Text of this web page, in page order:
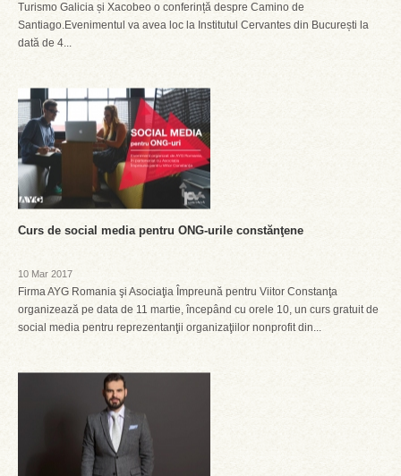
Turismo Galicia și Xacobeo o conferință despre Camino de
Santiago.Evenimentul va avea loc la Institutul Cervantes din București la
dată de 4...
Curs de social media pentru ONG-urile constănţene
10 Mar 2017
Firma AYG Romania şi Asociaţia Împreună pentru Viitor Constanţa
organizează pe data de 11 martie, începând cu orele 10, un curs gratuit de
social media pentru reprezentanţii organizaţiilor nonprofit din...